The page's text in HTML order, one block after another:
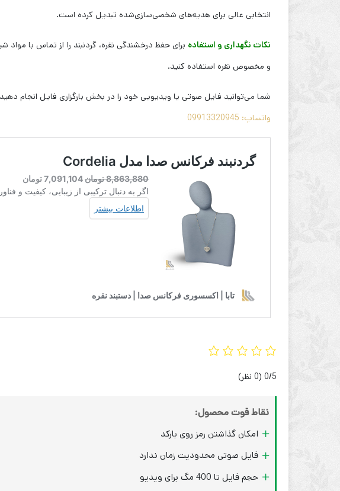
انتخابی عالی برای هدیه‌های شخصی‌سازی‌شده تبدیل کرده است.
نکات نگهداری و استفاده برای حفظ درخشندگی نقره، گردنبند را از تماس با
و مخصوص نقره استفاده کنید.
شما می‌توانید فایل صوتی یا ویدیویی خود را در بخش بارگزاری فایل انجام
واتساپ: 09913320945
‫0/5 ‫(0 نظر)
نقاط قوت محصول:
امکان گذاشتن رمز روی بارکد
فایل صوتی محدودیت زمان ندارد
حجم فایل تا 400 مگ برای ویدیو